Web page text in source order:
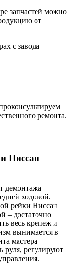
запчастей можно
от
с завода
ремонта.
Ниссан
демонтажа
ходовой.
рейки Ниссан
– достаточно
весь крепеж и
вынимается в
мастера
руля, регулируют